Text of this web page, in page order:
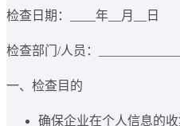
检查日期：____年__月__日
检查部门/人员：
一、检查目的
确保企业在个人信息的